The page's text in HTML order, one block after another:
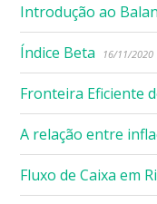
Introdução ao
Índice Beta 16/11/2020
Fronteira Eficiente
A relação entre
Fluxo de Caixa em